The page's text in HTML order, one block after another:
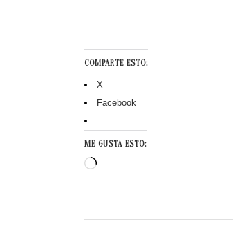
COMPARTE ESTO:
X
Facebook
ME GUSTA ESTO:
Cargando...